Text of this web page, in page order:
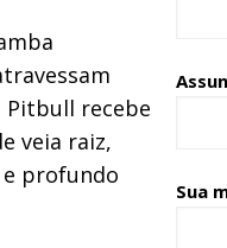
Pitbull recebe
veia raiz,
profundo
Sua